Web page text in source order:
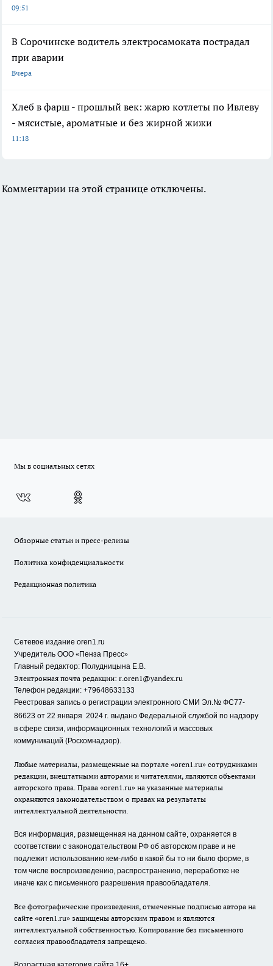
09:51
В Сорочинске водитель электросамоката пострадал
при аварии
Вчера
Хлеб в фарш - прошлый век: жарю котлеты по Ивлеву
- мясистые, ароматные и без жирной жижи
11:18
Комментарии на этой странице отключены.
Мы в социальных сетях
Обзорные статьи и пресс-релизы
Политика конфиденциальности
Редакционная политика
Сетевое издание oren1.ru
Учредитель ООО «Пенза Пресс»
Главный редактор: Полудницына Е.В.
Электронная почта редакции: r.oren1@yandex.ru
Телефон редакции: +79648633133
Реестровая запись о регистрации электронного СМИ Эл.№ ФС77-
86623 от 22 января 2024 г. выдано Федеральной службой по надзору
в сфере связи, информационных технологий и массовых
коммуникаций (Роскомнадзор).
Любые материалы, размещенные на портале «oren1.ru» сотрудниками
редакции, внештатными авторами и читателями, являются объектами
авторского права. Права «oren1.ru» на указанные материалы
охраняются законодательством о правах на результаты
интеллектуальной деятельности.
Вся информация, размещенная на данном сайте, охраняется в
соответствии с законодательством РФ об авторском праве и не
подлежит использованию кем-либо в какой бы то ни было форме, в
том числе воспроизведению, распространению, переработке не
иначе как с письменного разрешения правообладателя.
Все фотографические произведения, отмеченные подписью автора на
сайте «oren1.ru» защищены авторским правом и являются
интеллектуальной собственностью. Копирование без письменного
согласия правообладателя запрещено.